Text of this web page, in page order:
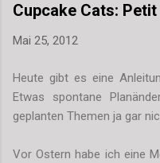
Cupcake Cats:
Mai 25, 2012
Heute gibt es eine
Etwas spontane
geplanten Themen ja gar
Vor Ostern habe ich eine